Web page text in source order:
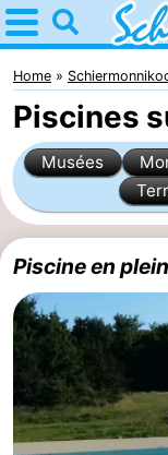
Home
Schiermonnikoog
Astuces
Avec
les
enfants
Parc
national
îles
des
Wadden
Saut
des
Wadden
Mer
des
Passer
Home
Piscines
Musées
Piscine en